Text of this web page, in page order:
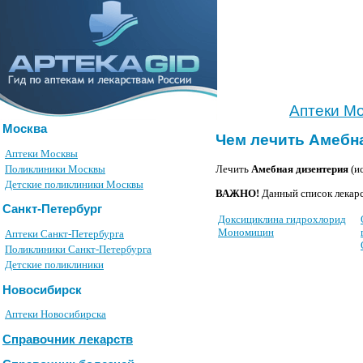
Аптеки
Москва
Аптеки Москвы
Поликлиники Москвы
Детские поликлиники Москвы
Санкт-Петербург
Аптеки Санкт-Петербурга
Поликлиники Санкт-Петербурга
Детские поликлиники
Новосибирск
Аптеки Новосибирска
Справочник лекарств
Чем лечить
Лечить Амебная дизентерия
ВАЖНО! Данный список
Доксициклина гидрохлорид
Мономицин